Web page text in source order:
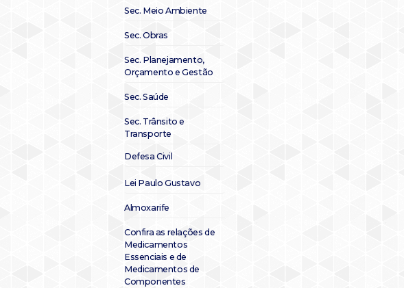
Sec. Meio Ambiente
Sec. Obras
Sec. Planejamento,
Orçamento e Gestão
Sec. Saúde
Sec. Trânsito e
Transporte
Defesa Civil
Lei Paulo Gustavo
Almoxarife
Confira as relações de
Medicamentos
Essenciais e de
Medicamentos de
Componentes